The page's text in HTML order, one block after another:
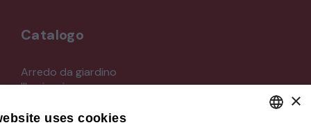
Catalogo
Arredo da giardino
Illuminazione
Mobili
×
uses cookies